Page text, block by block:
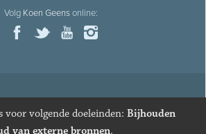
Volg Koen Geensonline:
en ere-volksvertegenwoordiger Koen
voorbehouden · Cookies wijzigen
voor volgende doeleinden: Bijhouden
van externe bronnen.